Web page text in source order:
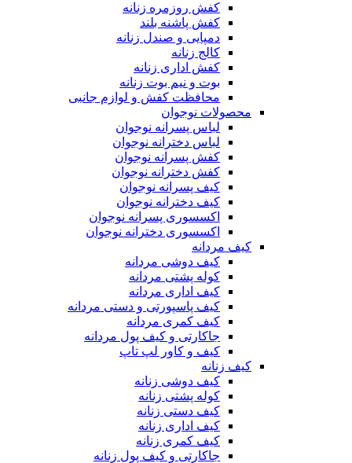
کفش روزمره زنانه
کفش پاشنه بلند
دمپایی و صندل زنانه
کالج زنانه
کفش اداری زنانه
بوت و نیم بوت زنانه
محافظت کفش و لوازم جانبی
محصولات نوجوان
لباس پسرانه نوجوان
لباس دخترانه نوجوان
کفش پسرانه نوجوان
کفش دخترانه نوجوان
کیف پسرانه نوجوان
کیف دخترانه نوجوان
اکسسوری پسرانه نوجوان
اکسسوری دخترانه نوجوان
کیف مردانه
کیف دوشی مردانه
کوله پشتی مردانه
کیف اداری مردانه
کیف پاسپورتی و دستی مردانه
کیف کمری مردانه
جاکارتی و کیف پول مردانه
کیف و کاور لپ تاپ
کیف زنانه
کیف دوشی زنانه
کوله پشتی زنانه
کیف دستی زنانه
کیف اداری زنانه
کیف کمری زنانه
جاکارتی و کیف پول زنانه